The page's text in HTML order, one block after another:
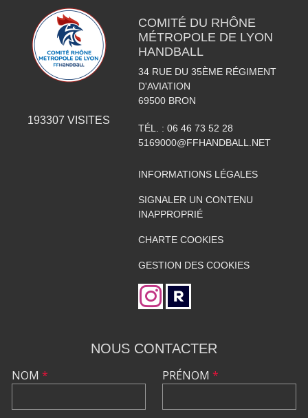
193307 VISITES
COMITÉ DU RHÔNE
MÉTROPOLE DE LYON
HANDBALL
34 RUE DU 35ÈME RÉGIMENT
D'AVIATION
69500 BRON
TÉL. : 06 46 73 52 28
5169000@FFHANDBALL.NET
INFORMATIONS LÉGALES
SIGNALER UN CONTENU
INAPPROPRIÉ
CHARTE COOKIES
GESTION DES COOKIES
NOUS CONTACTER
NOM * PRÉNOM *